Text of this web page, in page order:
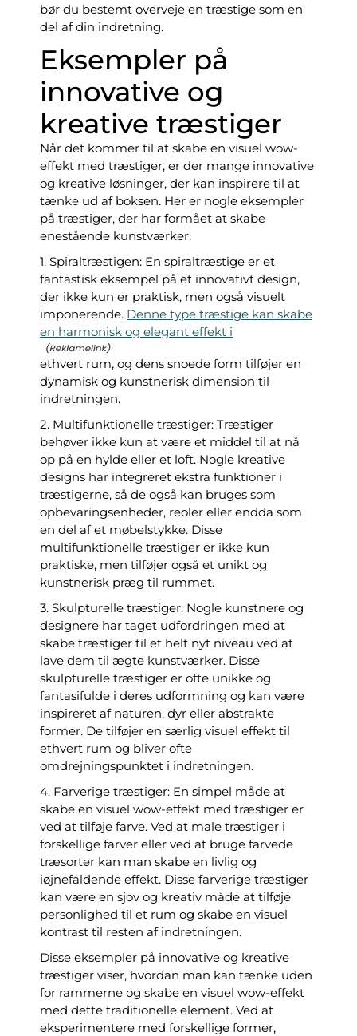
bør du bestemt overveje en træstige som en
del af din indretning.
Eksempler på
innovative og
kreative træstiger
Når det kommer til at skabe en visuel wow-
effekt med træstiger, er der mange innovative
og kreative løsninger, der kan inspirere til at
tænke ud af boksen. Her er nogle eksempler
på træstiger, der har formået at skabe
enestående kunstværker:
1. Spiraltræstigen: En spiraltræstige er et
fantastisk eksempel på et innovativt design,
der ikke kun er praktisk, men også visuelt
imponerende. Denne type træstige kan skabe
en harmonisk og elegant effekt i
ethvert rum, og dens snoede form tilføjer en
dynamisk og kunstnerisk dimension til
indretningen.
2. Multifunktionelle træstiger: Træstiger
behøver ikke kun at være et middel til at nå
op på en hylde eller et loft. Nogle kreative
designs har integreret ekstra funktioner i
træstigerne, så de også kan bruges som
opbevaringsenheder, reoler eller endda som
en del af et møbelstykke. Disse
multifunktionelle træstiger er ikke kun
praktiske, men tilføjer også et unikt og
kunstnerisk præg til rummet.
3. Skulpturelle træstiger: Nogle kunstnere og
designere har taget udfordringen med at
skabe træstiger til et helt nyt niveau ved at
lave dem til ægte kunstværker. Disse
skulpturelle træstiger er ofte unikke og
fantasifulde i deres udformning og kan være
inspireret af naturen, dyr eller abstrakte
former. De tilføjer en særlig visuel effekt til
ethvert rum og bliver ofte
omdrejningspunktet i indretningen.
4. Farverige træstiger: En simpel måde at
skabe en visuel wow-effekt med træstiger er
ved at tilføje farve. Ved at male træstiger i
forskellige farver eller ved at bruge farvede
træsorter kan man skabe en livlig og
iøjnefaldende effekt. Disse farverige træstiger
kan være en sjov og kreativ måde at tilføje
personlighed til et rum og skabe en visuel
kontrast til resten af indretningen.
Disse eksempler på innovative og kreative
træstiger viser, hvordan man kan tænke uden
for rammerne og skabe en visuel wow-effekt
med dette traditionelle element. Ved at
eksperimentere med forskellige former,